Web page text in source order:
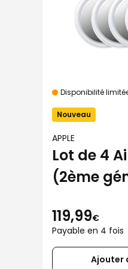
Disponibilité
Nouveau
APPLE
Lot de 4
(2ème
119,99€
Payable en 4 fois
Ajouter